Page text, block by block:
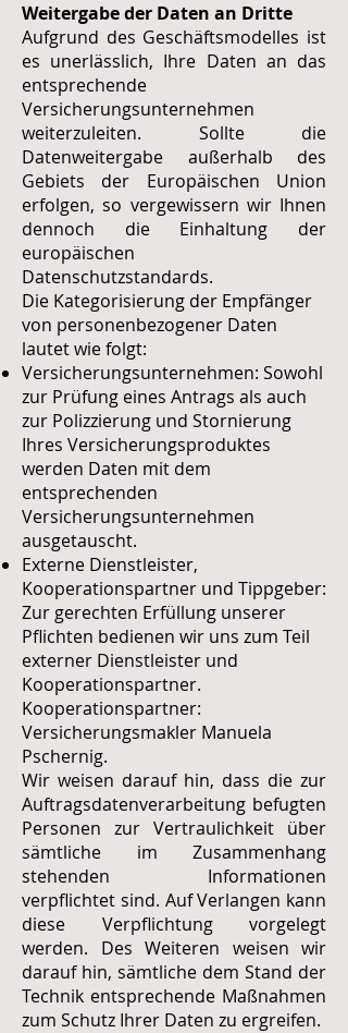
Weitergabe der Daten an Dritte
Aufgrund des Geschäftsmodelles ist
es unerlässlich, Ihre Daten an das
entsprechende
Versicherungsunternehmen
weiterzuleiten. Sollte die
Datenweitergabe außerhalb des
Gebiets der Europäischen Union
erfolgen, so vergewissern wir Ihnen
dennoch die Einhaltung der
europäischen
Datenschutzstandards.
Die Kategorisierung der Empfänger
von personenbezogener Daten
lautet wie folgt:
Versicherungsunternehmen: Sowohl
zur Prüfung eines Antrags als auch
zur Polizzierung und Stornierung
Ihres Versicherungsproduktes
werden Daten mit dem
entsprechenden
Versicherungsunternehmen
ausgetauscht.
Externe Dienstleister,
Kooperationspartner und Tippgeber:
Zur gerechten Erfüllung unserer
Pflichten bedienen wir uns zum Teil
externer Dienstleister und
Kooperationspartner.
Kooperationspartner:
Versicherungsmakler Manuela
Pschernig.
Wir weisen darauf hin, dass die zur
Auftragsdatenverarbeitung befugten
Personen zur Vertraulichkeit über
sämtliche im Zusammenhang
stehenden Informationen
verpflichtet sind. Auf Verlangen kann
diese Verpflichtung vorgelegt
werden. Des Weiteren weisen wir
darauf hin, sämtliche dem Stand der
Technik entsprechende Maßnahmen
zum Schutz Ihrer Daten zu ergreifen.